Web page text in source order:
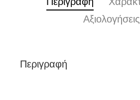
Αξιολογήσεις
Περιγραφή